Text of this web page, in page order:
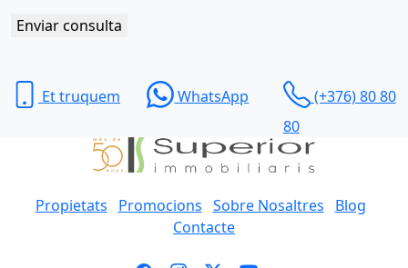
Enviar consulta
Et truquem WhatsApp
(+376) 80 80
80
Propietats Promocions Sobre Nosaltres
Blog
Contacte